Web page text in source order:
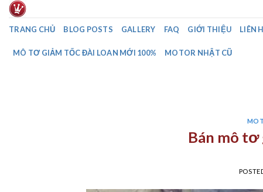
Skip
content
TRANG CHỦ
BLOG POSTS GALLERY FAQ GIỚI THIỆU LIÊN
MÔ TƠ GIẢM TỐC ĐÀI LOAN MỚI 100% MOTOR NHẬT CŨ
Bán mô tơ